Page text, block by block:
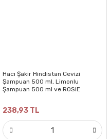
Hacı Şakir Hindistan Cevizi
Şampuan 500 ml, Limonlu
Şampuan 500 ml ve ROSIE
238,93 TL